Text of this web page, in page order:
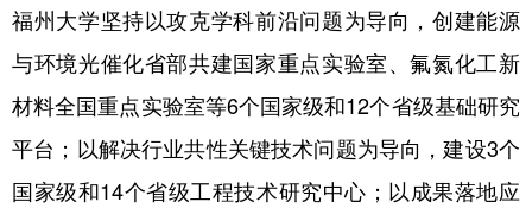
福州大学坚持以攻克学科前沿问题为导向，创建能源
与环境光催化省部共建国家重点实验室、氟氮化工新
材料全国重点实验室等6个国家级和12个省级基础研究
平台；以解决行业共性关键技术问题为导向，建设3个
国家级和14个省级工程技术研究中心；以成果落地应